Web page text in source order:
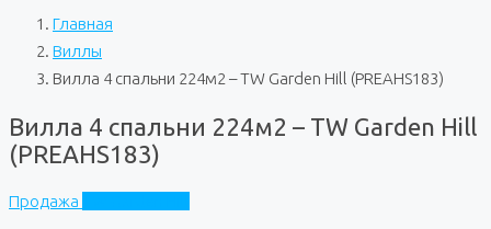
Главная
Виллы
Вилла 4 спальни 224м2 – TW Garden Hill (PREAHS183)
Вилла 4 спальни 224м2 – TW Garden Hill
(PREAHS183)
Продажа